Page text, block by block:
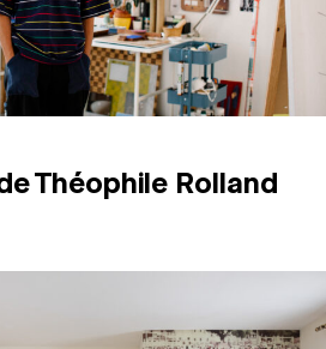
Théophile Rolland